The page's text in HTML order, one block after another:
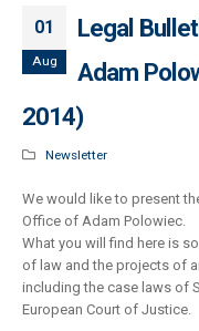
01
Aug
Legal
Adam
2014)
Newsletter
We would like to present
Office of Adam Polowiec.
What you will find here is
of law and the projects of
including the case laws of
European Court of Justice.